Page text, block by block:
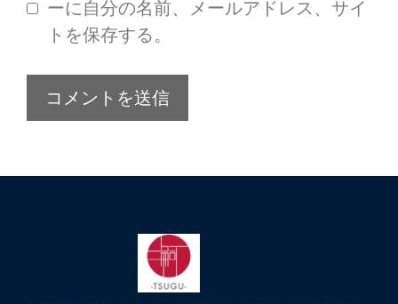
ーに自分の名前、メールアドレス、サイ
トを保存する。